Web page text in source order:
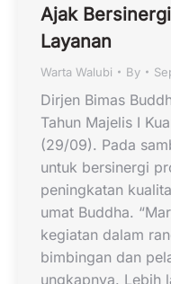
Ajak
Layanan
Warta Walubi By
Dirjen Bimas
Tahun Majelis I
(29/09). Pada
untuk bersinergi
peningkatan
umat Buddha.
kegiatan dalam
bimbingan dan
ungkapnya. Lebih